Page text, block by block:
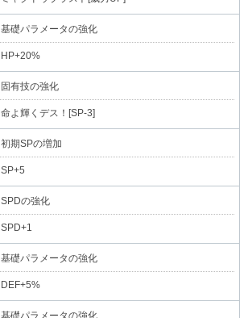
基礎パラメータの強化
HP+20%
固有技の強化
命よ輝くデス！[SP-3]
初期SPの増加
SP+5
SPDの強化
SPD+1
基礎パラメータの強化
DEF+5%
基礎パラメータの強化